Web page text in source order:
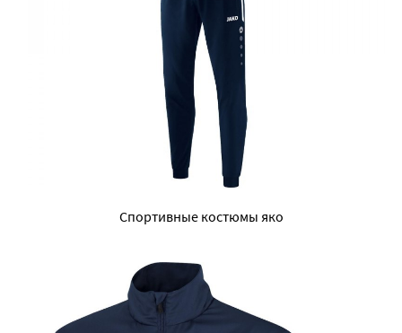
Спортивные костюмы яко